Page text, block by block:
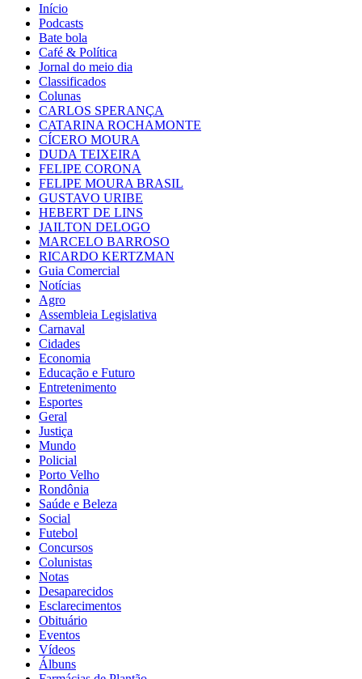
Início
Podcasts
Bate bola
Café & Política
Jornal do meio dia
Classificados
Colunas
CARLOS SPERANÇA
CATARINA ROCHAMONTE
CÍCERO MOURA
DUDA TEIXEIRA
FELIPE CORONA
FELIPE MOURA BRASIL
GUSTAVO URIBE
HEBERT DE LINS
JAILTON DELOGO
MARCELO BARROSO
RICARDO KERTZMAN
Guia Comercial
Notícias
Agro
Assembleia Legislativa
Carnaval
Cidades
Economia
Educação e Futuro
Entretenimento
Esportes
Geral
Justiça
Mundo
Policial
Porto Velho
Rondônia
Saúde e Beleza
Social
Futebol
Concursos
Colunistas
Notas
Desaparecidos
Esclarecimentos
Obituário
Eventos
Vídeos
Álbuns